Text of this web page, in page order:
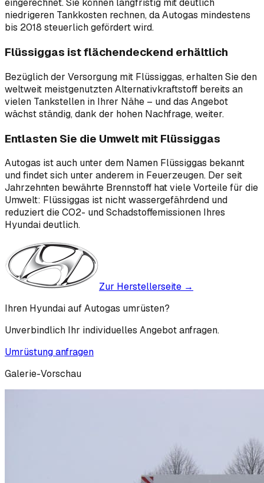
eingerechnet. Sie können langfristig mit deutlich
niedrigeren Tankkosten rechnen, da Autogas mindestens
bis 2018 steuerlich gefördert wird.
Flüssiggas ist flächendeckend erhältlich
Bezüglich der Versorgung mit Flüssiggas, erhalten Sie den
weltweit meistgenutzten Alternativkraftstoff bereits an
vielen Tankstellen in Ihrer Nähe – und das Angebot
wächst ständig, dank der hohen Nachfrage, weiter.
Entlasten Sie die Umwelt mit Flüssiggas
Autogas ist auch unter dem Namen Flüssiggas bekannt
und findet sich unter anderem in Feuerzeugen. Der seit
Jahrzehnten bewährte Brennstoff hat viele Vorteile für die
Umwelt: Flüssiggas ist nicht wassergefährdend und
reduziert die CO2- und Schadstoffemissionen Ihres
Hyundai deutlich.
Zur Herstellerseite →
Ihren Hyundaiauf Autogas umrüsten?
Unverbindlich Ihr individuelles Angebot anfragen.
Umrüstung anfragen
Galerie-Vorschau